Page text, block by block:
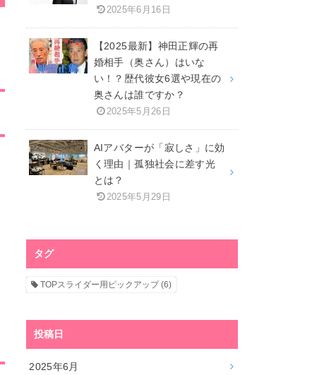
2025年6月16日
【2025最新】神田正輝の再
婚相手（奥さん）はいな
い！？歴代彼女6選や現在の
奥さんは誰ですか？
2025年5月26日
AIアバターが「寂しさ」に効
く理由｜孤独社会に差す光
とは？
2025年5月29日
タグ
TOPスライダー用ピックアップ(6)
投稿日
2025年6月